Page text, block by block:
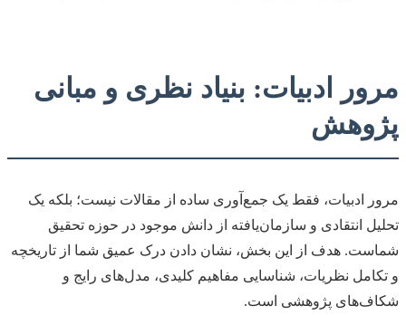
مرور ادبیات: بنیاد نظری و مبانی
پژوهش
مرور ادبیات، فقط یک جمع‌آوری ساده از مقالات نیست؛ بلکه یک
تحلیل انتقادی و سازمان‌یافته از دانش موجود در حوزه تحقیق
شماست. هدف از این بخش، نشان دادن درک عمیق شما از تاریخچه
و تکامل نظریات، شناسایی مفاهیم کلیدی، مدل‌های رایج و
شکاف‌های پژوهشی است.